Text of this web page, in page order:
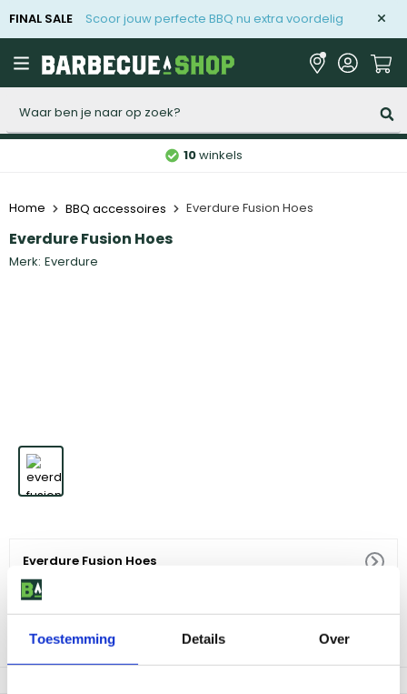
Toestemming Details Over
FINAL SALE Scoor jouw perfecte BBQ nu extra voordelig
10winkels
Home BBQ accessoires Everdure Fusion Hoes
Everdure Fusion Hoes
Merk: Everdure
Everdure Fusion Hoes
49,-
Niet op voorraad